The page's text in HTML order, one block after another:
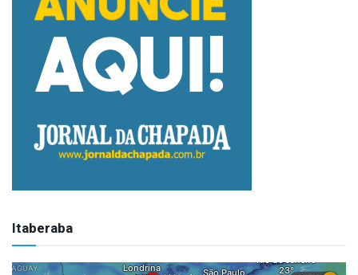
Itaberaba